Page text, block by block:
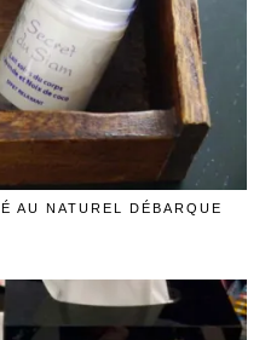
AU NATUREL DÉBARQUE